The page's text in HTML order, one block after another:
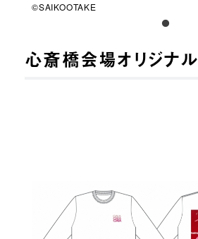
©SAIKOOTAKE
心斎橋会場オリジナル